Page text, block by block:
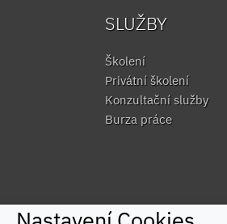
SLUŽBY
Školení
Privátní školení
Konzultační služby
Burza práce